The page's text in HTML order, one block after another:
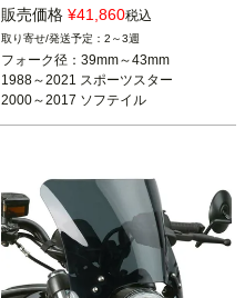
B型番：553003
39mm～43mmフォーク装着車
1988～2021 スポーツスター
※2016～2021 XL1200X/Sは不可
1991～2005 ダイナ
2000～2017 ソフテイル
national cycle（ナショナル サイク
ル）
販売価格 ¥41,860税込
2～3週
フォーク径：39mm～43mm
1988～2021 スポーツスター
2000～2017 ソフテイル